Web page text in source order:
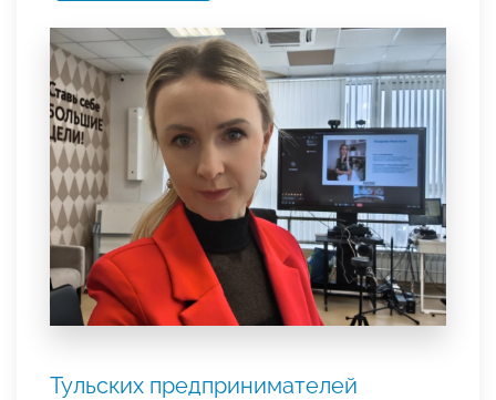
Тульских предпринимателей